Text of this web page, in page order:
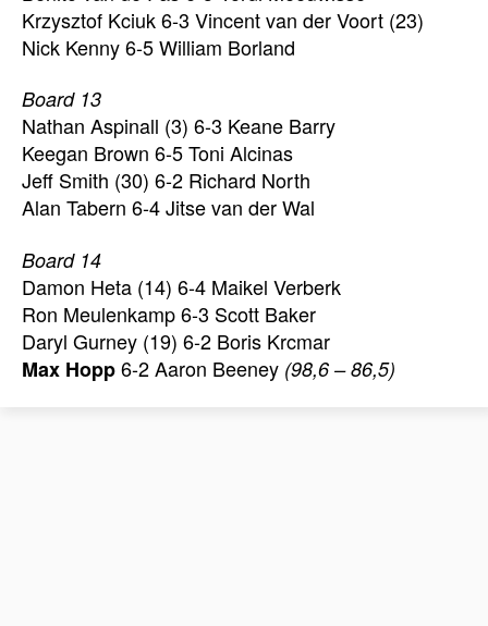
Krzysztof Kciuk 6-3 Vincent van der Voort (23)
Nick Kenny 6-5 William Borland
Board 13
Nathan Aspinall (3) 6-3 Keane Barry
Keegan Brown 6-5 Toni Alcinas
Jeff Smith (30) 6-2 Richard North
Alan Tabern 6-4 Jitse van der Wal
Board 14
Damon Heta (14) 6-4 Maikel Verberk
Ron Meulenkamp 6-3 Scott Baker
Daryl Gurney (19) 6-2 Boris Krcmar
Max Hopp6-2 Aaron Beeney (98,6 – 86,5)